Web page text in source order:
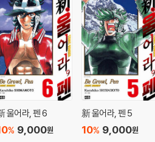
울어라, 펜 6
9,000원
%
新 울어라, 펜 5
9,000원
10%